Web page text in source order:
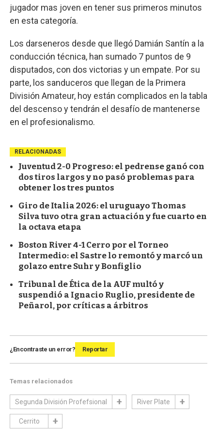
jugador mas joven en tener sus primeros minutos
en esta categoría.
Los darseneros desde que llegó Damián Santín a la
conducción técnica, han sumado 7 puntos de 9
disputados, con dos victorias y un empate. Por su
parte, los sanduceros que llegan de la Primera
División Amateur, hoy están complicados en la tabla
del descenso y tendrán el desafío de mantenerse
en el profesionalismo.
RELACIONADAS
Juventud 2-0 Progreso: el pedrense ganó con
dos tiros largos y no pasó problemas para
obtener los tres puntos
Giro de Italia 2026: el uruguayo Thomas
Silva tuvo otra gran actuación y fue cuarto en
la octava etapa
Boston River 4-1 Cerro por el Torneo
Intermedio: el Sastre lo remontó y marcó un
golazo entre Suhr y Bonfiglio
Tribunal de Ética de la AUF multó y
suspendió a Ignacio Ruglio, presidente de
Peñarol, por críticas a árbitros
¿Encontraste un error? Reportar
Temas relacionados
Segunda División Profefsional River Plate
Cerrito